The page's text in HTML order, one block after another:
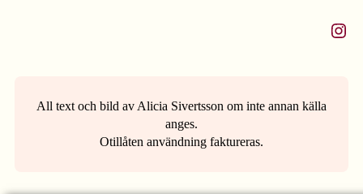
Instagram
All text och bild av Alicia Sivertsson om inte annan källa
anges.
Otillåten användning faktureras.